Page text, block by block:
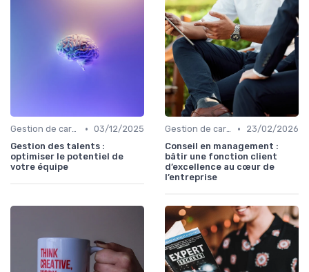
Gestion de carrière • 03/12/2025
Gestion des talents :
optimiser le potentiel de
votre équipe
Gestion de carrière •
23/02/2026
Conseil en management :
bâtir une fonction client
d’excellence au cœur de
l’entreprise